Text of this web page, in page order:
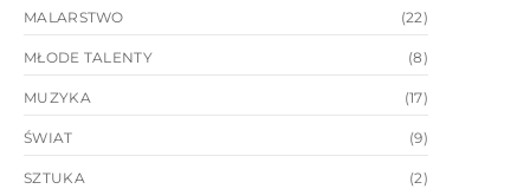
MALARSTWO (22)
MŁODE TALENTY (8)
MUZYKA (17)
ŚWIAT (9)
SZTUKA (2)